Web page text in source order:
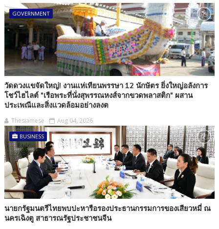
GOVERNMENT
วัดดวงแขจัดใหญ่! งานแห่เทียนพรรษา 12 นักษัตร ยิ่งใหญ่อลังการ
โชว์ไฮไลต์ "เรือพระที่นั่งสุพรรณหงส์จากขวดพลาสติก" ผสาน
ประเพณีและสิ่งแวดล้อมอย่างลงต
Thesiamese Aug 04, 2026
BUSINESS
นายกรัฐมนตรีไทยพบปะหารือรองประธานกรรมการของเสียวหมี่ ณ
นครเฉิงตู สาธารณรัฐประชาชนจีน